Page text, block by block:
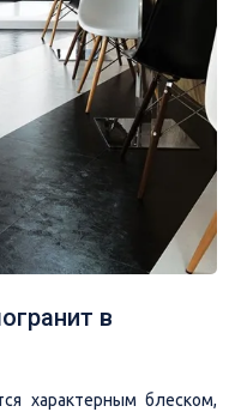
в
характерным блеском,